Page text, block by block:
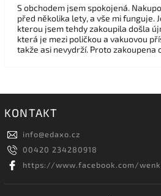
S obchodem jsem spokojená.
před několika lety, a vše mi funguje.
kterou jsem tehdy zakoupila došla
která je mezi poličkou a vakuovou
takže asi nevydrží. Proto zakoupena
KONTAKT
info@edaxo.cz
00420 234280918
https://www.facebook.com/